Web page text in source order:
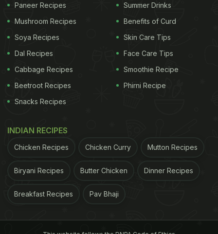
Paneer Recipes
Mushroom Recipes
Soya Recipes
Dal Recipes
Cabbage Recipes
Beetroot Recipes
Snacks Recipes
Summer Drinks
Benefits of Curd
Skin Care Tips
Face Care Tips
Smoothie Recipe
Phirni Recipe
INDIAN RECIPES
Chicken Recipes Chicken Curry Mutton Recipes
Biryani Recipes Butter Chicken Dinner Recipes
Breakfast Recipes Pav Bhaji